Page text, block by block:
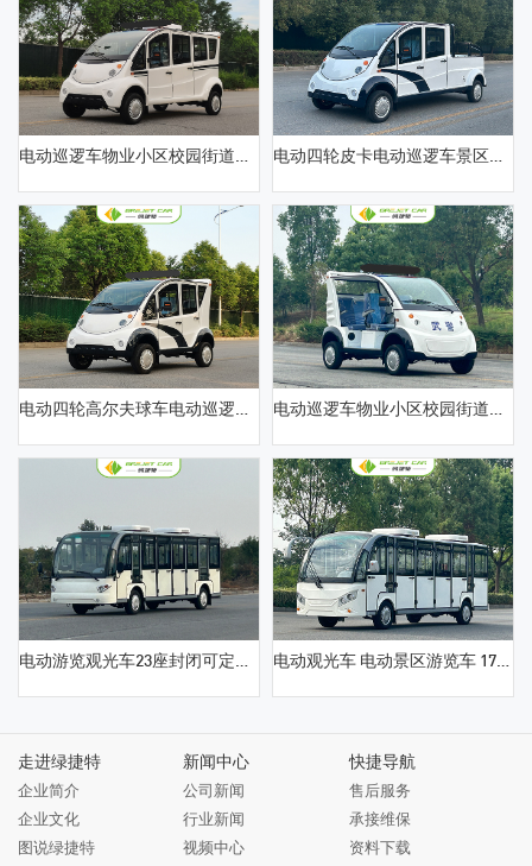
电动巡逻车物业小区校园街道治安巡逻电动接待车6-8座封闭可定制厂区景区公园摆渡观光巡逻电瓶接驳车 电动四轮皮卡电动巡逻车景区度假村物业观光游览巡逻车社区公园学校巡逻巡查接待摆渡接驳电瓶车
电动游览观光车23座封闭可定制景区公园小区物业度假村花园式酒店接驳摆渡车校园酒店工厂接待定制封闭电瓶车 电动观光车 电动景区游览车 17座封闭可定制四轮电瓶看房 公园接待旅游车
走进绿捷特
企业简介
企业文化
图说绿捷特
新闻中心
公司新闻
行业新闻
视频中心
快捷导航
售后服务
承接维保
资料下载